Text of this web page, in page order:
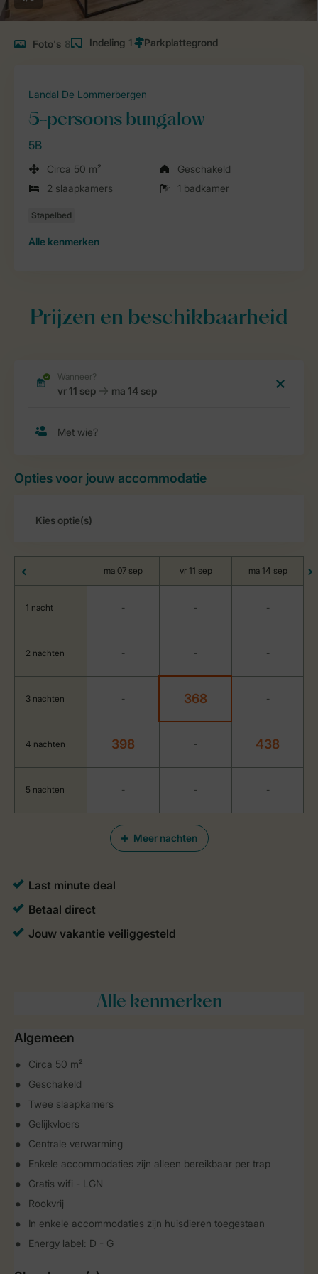
Foto's 8 Indeling 1
Landal De Lommerbergen
5-persoons bungalow
5B
Circa 50 m²
Geschakeld
2 slaapkamers
1 badkamer
Alle kenmerken
Prijzen en beschikbaarheid
Opties voor jouw accommodatie
Meer nachten
ma 07 sep vr 11 sep ma 14 sep
1 nacht - - -
2 nachten - - -
3 nachten - 368 -
4 nachten 398 - 438
5 nachten - - -
Alle kenmerken
Algemeen
Circa 50 m²
Geschakeld
Twee slaapkamers
Gelijkvloers
Centrale verwarming
Enkele accommodaties zijn alleen bereikbaar per trap
Gratis wifi - LGN
Rookvrij
In enkele accommodaties zijn huisdieren toegestaan
Energy label: D - G